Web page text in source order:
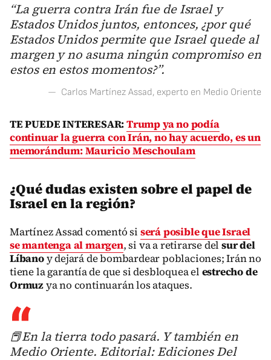
“La guerra contra Irán fue de Israel y
Estados Unidos juntos, entonces, ¿por qué
Estados Unidos permite que Israel quede al
margen y no asuma ningún compromiso en
estos en estos momentos?”.
— Carlos Martínez Assad, experto en Medio Oriente
TE PUEDE INTERESAR:Trump ya no podía
continuar la guerra con Irán, no hay acuerdo, es un
memorándum: Mauricio Meschoulam
¿Qué dudas existen sobre el papel de
Israel en la región?
Martínez Assad comentó si será posible que Israel
se mantenga al margen, si va a retirarse delsur del
Líbanoy dejará de bombardear poblaciones; Irán no
tiene la garantía de que si desbloquea el estrecho de
Ormuzya no continuarán los ataques.
📕En la tierra todo pasará. Y también en
Medio Oriente. Editorial: Ediciones Del